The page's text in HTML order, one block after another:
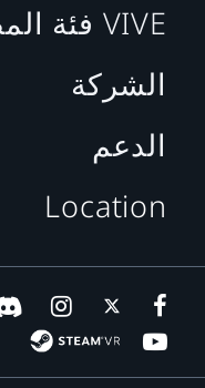
VIVE فئة المطوريين
الشركة
الدعم
Location